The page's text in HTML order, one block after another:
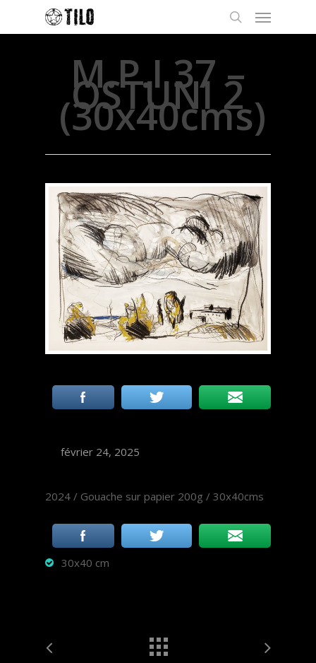
M.P.I 37 –
OSTUNI 2
(30x40cms)
février 24, 2025
2024 / Gouache sur papier 200g / 30x40cms
30x40 cm